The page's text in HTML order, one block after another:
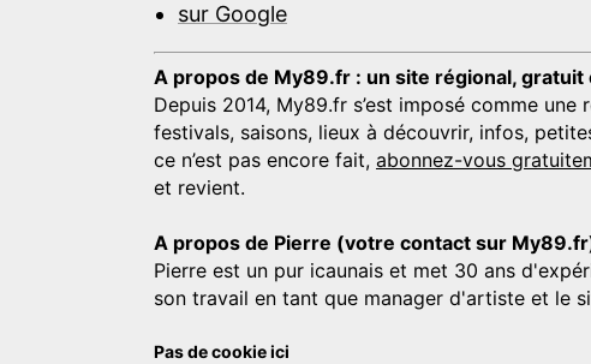
sur Google
A propos de My89.fr : un site régional, gratuit
Depuis 2014, My89.fr s’est imposé comme
festivals, saisons, lieux à découvrir, infos,
ce n’est pas encore fait, abonnez-vous
et revient.
A propos de Pierre (votre contact sur
Pierre est un pur icaunais et met 30 ans
son travail en tant que manager d'artiste et le
Pas de cookie ici